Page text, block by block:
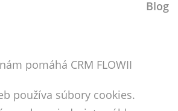
Blog
pomáhá CRM FLOWII
používa súbory cookies.